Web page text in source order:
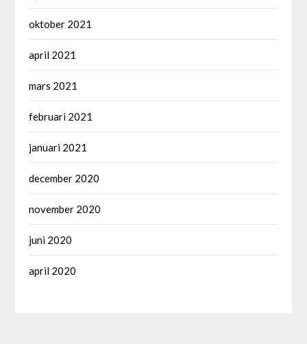
oktober 2021
april 2021
mars 2021
februari 2021
januari 2021
december 2020
november 2020
juni 2020
april 2020